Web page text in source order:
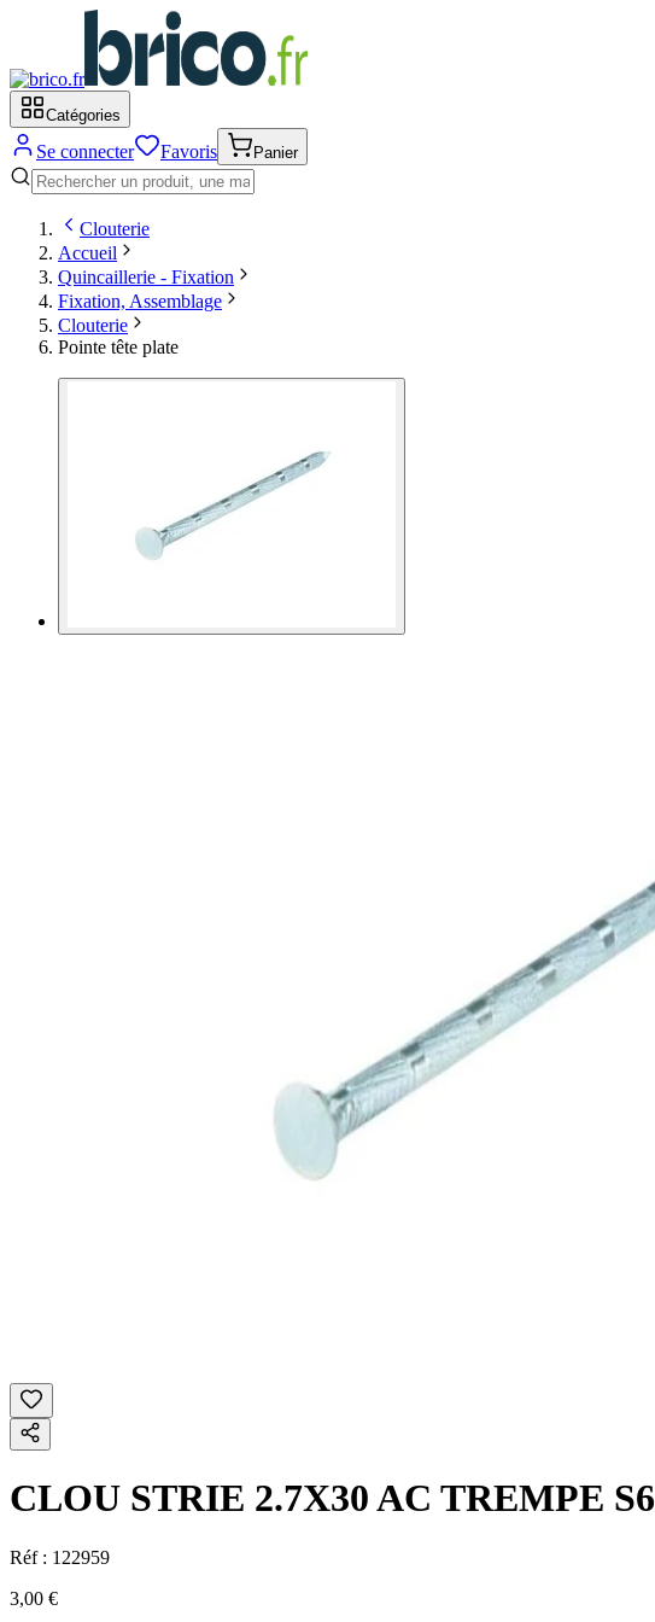
Catégories
Se connecter Favoris Panier
Clouterie
Accueil
Quincaillerie - Fixation
Fixation, Assemblage
Clouterie
Pointe tête plate
CLOU STRIE 2.7X30 AC TREMPE S6
Réf : 122959
3,00 €